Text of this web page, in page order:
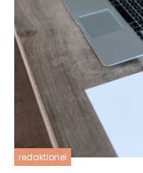
redaktionel